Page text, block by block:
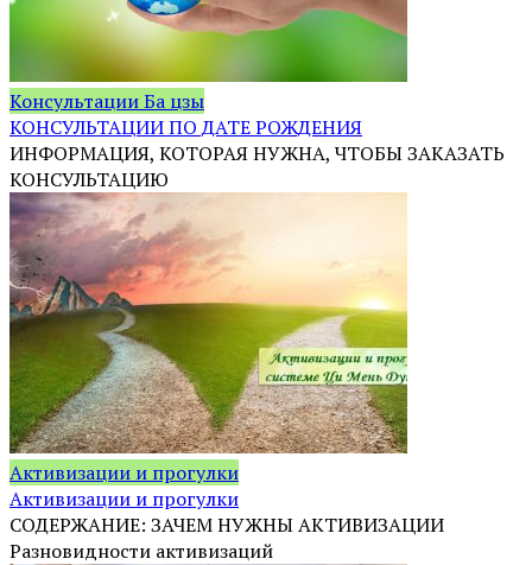
Консультации Ба цзы
КОНСУЛЬТАЦИИ ПО ДАТЕ РОЖДЕНИЯ
ИНФОРМАЦИЯ, КОТОРАЯ НУЖНА, ЧТОБЫ ЗАКАЗАТЬ
КОНСУЛЬТАЦИЮ
Активизации и прогулки
Активизации и прогулки
СОДЕРЖАНИЕ: ЗАЧЕМ НУЖНЫ АКТИВИЗАЦИИ
Разновидности активизаций